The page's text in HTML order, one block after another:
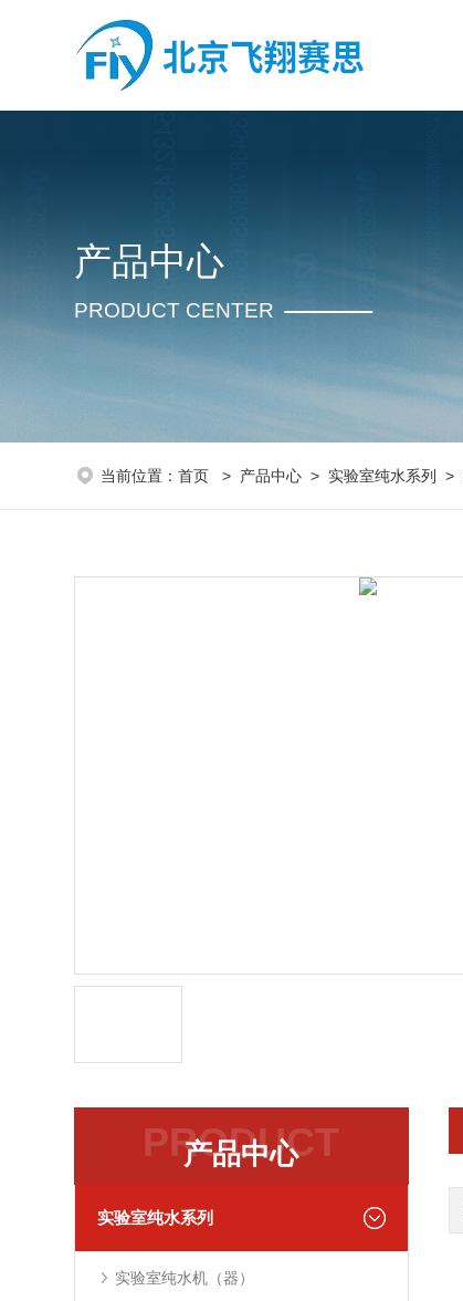
产品中心
PRODUCT CENTER
当前位置：首页 > 产品中心 > 实验室纯水系列 >
PRODUCT
产品中心
实验室纯水系列
实验室纯水机（器）